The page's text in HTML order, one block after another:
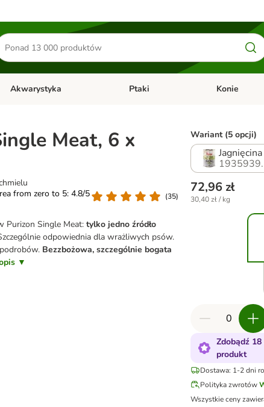
Otwórz menu kategorii: Małe zwierzęta
Akwarystyka Otwórz menu kategorii: Akwarystyka
Ptaki Otwórz menu
Konie
Meat, 6 x
from zero to 5: 4.8/5
(35)
Purizon Single Meat: tylko jedno źródło
odpowiednia dla wrażliwych psów.
Bezzbożowa, szczególnie bogata
▼
Wariant (5 opcji)
72,96 zł
30,40 zł / kg
Zdobądź
produkt
Dostawa: 1-2 dni
Polityka zwrotów
Wszystkie ceny